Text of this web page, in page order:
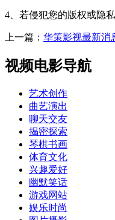
4、若侵犯您的版权或隐
上一篇： 华策影视最新消
视频电影导航
艺术创作
曲艺演出
聊天交友
揭密探索
琴棋书画
体育文化
兴趣爱好
幽默笑话
游戏网站
娱乐时尚